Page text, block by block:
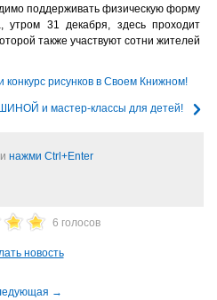
поддерживать физическую форму
утром 31 декабря, здесь проходит
также участвуют сотни жителей
конкурс рисунков в Своем Книжном!
и мастер-классы для детей!
нажми Ctrl+Enter
6 голосов
новость